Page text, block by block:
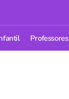
Professores